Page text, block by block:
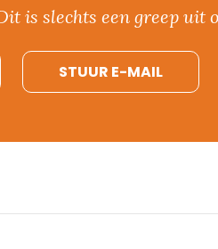
is slechts een greep uit
STUUR E-MAIL